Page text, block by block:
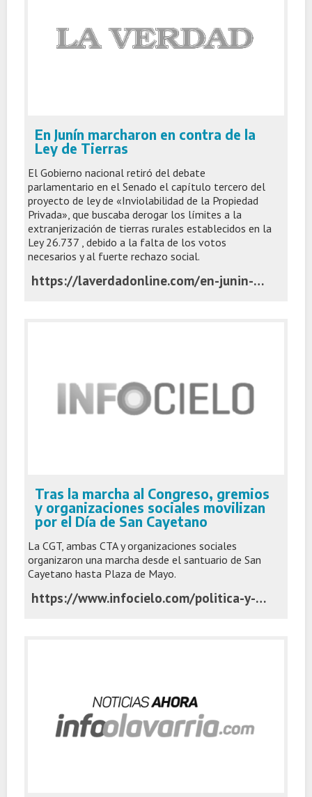
En Junín marcharon en contra de la
Ley de Tierras
El Gobierno nacional retiró del debate
parlamentario en el Senado el capítulo tercero del
proyecto de ley de «Inviolabilidad de la Propiedad
Privada», que buscaba derogar los límites a la
extranjerización de tierras rurales establecidos en la
Ley 26.737 , debido a la falta de los votos
necesarios y al fuerte rechazo social.
https://laverdadonline.com/en-junin-marcharon-en-contra-de-la-ley-de-tierras/
Tras la marcha al Congreso, gremios
y organizaciones sociales movilizan
por el Día de San Cayetano
La CGT, ambas CTA y organizaciones sociales
organizaron una marcha desde el santuario de San
Cayetano hasta Plaza de Mayo.
https://www.infocielo.com/politica-y-economia/tras-la-marcha-al-congreso-gremios-y-organizaciones-sociales-movilizan-por-el-dia-de-san-cayetano